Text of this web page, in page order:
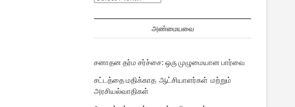
அண்மையவை
சனாதன தர்ம சர்ச்சை: ஒரு முழுமையான பார்வை
சட்டத்தை மதிக்காத ஆட்சியாளர்கள் மற்றும்
அரசியல்வாதிகள்